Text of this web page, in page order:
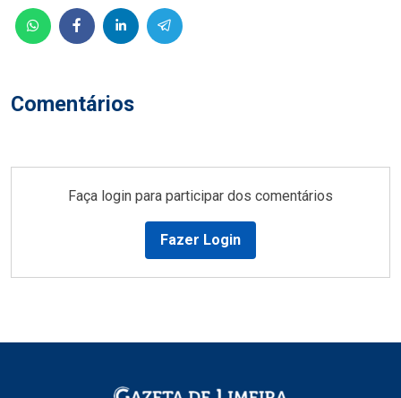
Comentários
Faça login para participar dos comentários
Fazer Login